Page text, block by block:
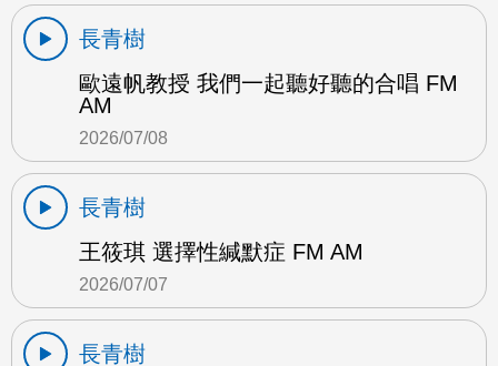
長青樹
歐遠帆教授 我們一起聽好聽的合唱 FM
AM
2026/07/08
長青樹
王筱琪 選擇性緘默症 FM AM
2026/07/07
長青樹